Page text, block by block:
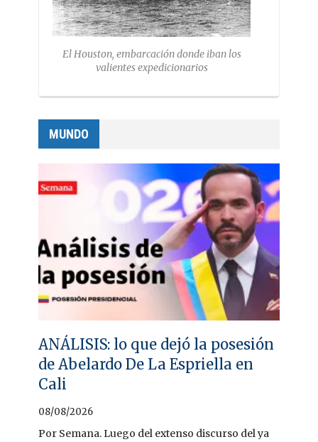
El Houston, embarcación donde iban los
valientes expedicionarios
MUNDO
ANÁLISIS: lo que dejó la posesión
de Abelardo De La Espriella en
Cali
08/08/2026
Por Semana. Luego del extenso discurso del ya